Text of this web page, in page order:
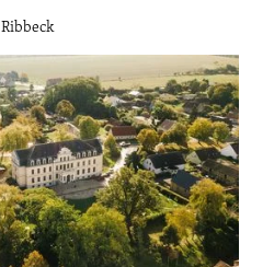
Ribbeck